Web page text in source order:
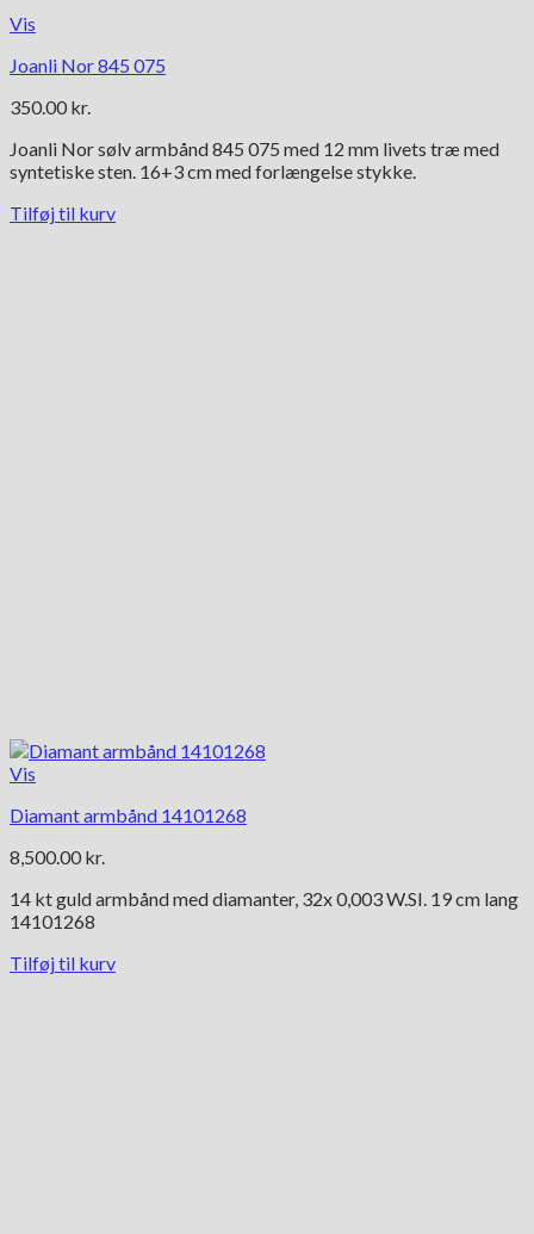
Vis
Joanli Nor 845 075
350.00 kr.
Joanli Nor sølv armbånd 845 075 med 12 mm livets træ med
syntetiske sten. 16+3 cm med forlængelse stykke.
Tilføj til kurv
Vis
Diamant armbånd 14101268
8,500.00 kr.
14 kt guld armbånd med diamanter, 32x 0,003 W.SI. 19 cm lang
14101268
Tilføj til kurv